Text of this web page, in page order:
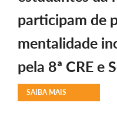
participam de
mentalidade
pela 8ª CRE e
SAIBA MAIS